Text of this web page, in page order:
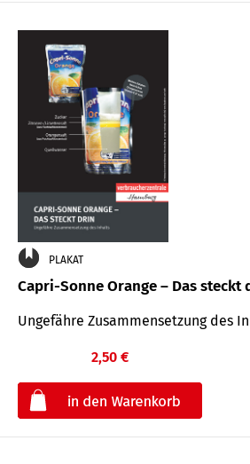
PLAKAT
Capri-Sonne Orange – Das steckt
Ungefähre Zu­sammen­setzung des
2,50 €